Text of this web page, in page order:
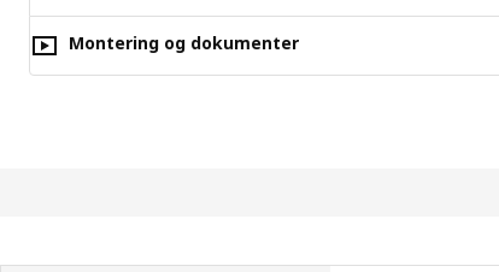
Montering og dokumenter